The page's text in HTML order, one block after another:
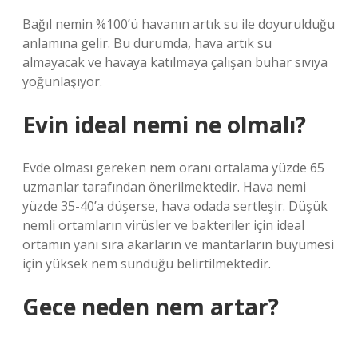
Bağıl nemin %100’ü havanın artık su ile doyurulduğu
anlamına gelir. Bu durumda, hava artık su
almayacak ve havaya katılmaya çalışan buhar sıvıya
yoğunlaşıyor.
Evin ideal nemi ne olmalı?
Evde olması gereken nem oranı ortalama yüzde 65
uzmanlar tarafından önerilmektedir. Hava nemi
yüzde 35-40’a düşerse, hava odada sertleşir. Düşük
nemli ortamların virüsler ve bakteriler için ideal
ortamın yanı sıra akarların ve mantarların büyümesi
için yüksek nem sunduğu belirtilmektedir.
Gece neden nem artar?